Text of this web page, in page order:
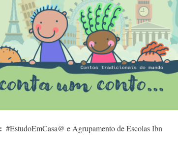
#EstudoEmCasa@ e Agrupamento de Escolas Ibn